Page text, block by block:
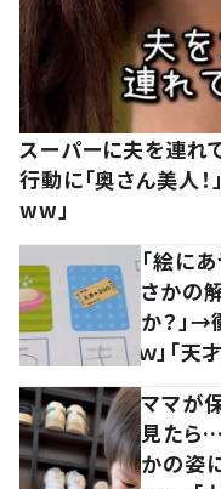
スーパーに夫を連れ
行動に「奥さん美人！
ww」
「絵に
さかの
か？」→
ｗ」「天
ママが
見たら
かの姿